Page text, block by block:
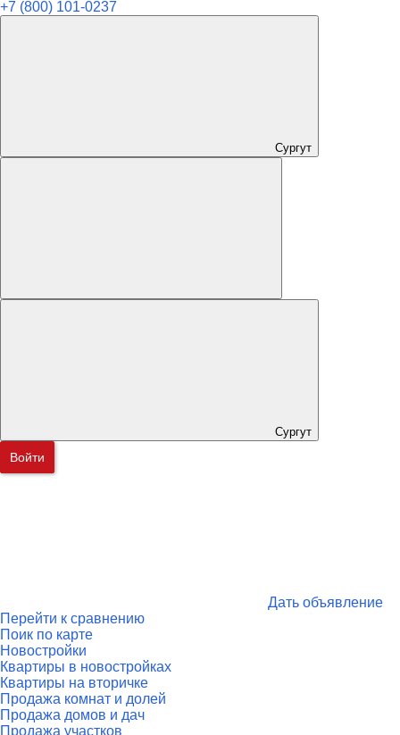
+7 (800) 101-0237
Сургут
Сургут
Войти
Дать объявление
Перейти к сравнению
Поик по карте
Новостройки
Квартиры в новостройках
Квартиры на вторичке
Продажа комнат и долей
Продажа домов и дач
Продажа участков